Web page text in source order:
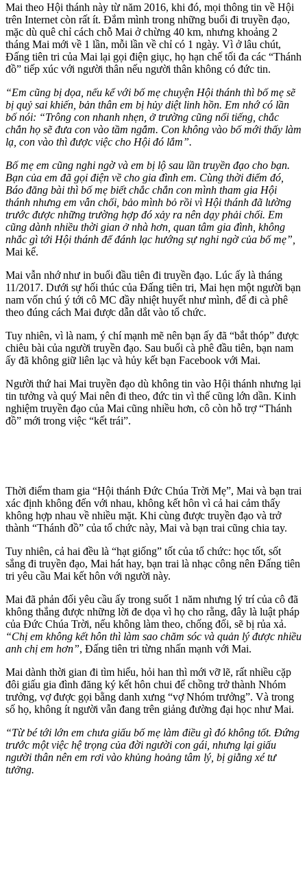
Mai theo Hội thánh này từ năm 2016, khi đó, mọi thông tin về Hội
trên Internet còn rất ít. Đắm mình trong những buổi đi truyền đạo,
mặc dù quê chỉ cách chỗ Mai ở chừng 40 km, nhưng khoảng 2
tháng Mai mới về 1 lần, mỗi lần về chỉ có 1 ngày. Vì ở lâu chút,
Đấng tiên tri của Mai lại gọi điện giục, họ hạn chế tối đa các “Thánh
đồ” tiếp xúc với người thân nếu người thân không có đức tin.
“Em cũng bị dọa, nếu kể với bố mẹ chuyện Hội thánh thì bố mẹ sẽ
bị quỷ sai khiến, bản thân em bị hủy diệt linh hồn. Em nhớ có lần
bố nói: “Trông con nhanh nhẹn, ở trường cũng nổi tiếng, chắc
chắn họ sẽ đưa con vào tầm ngắm. Con không vào bố mới thấy làm
lạ, con vào thì được việc cho Hội đó lắm”.
Bố mẹ em cũng nghi ngờ và em bị lộ sau lần truyền đạo cho bạn.
Bạn của em đã gọi điện về cho gia đình em. Cùng thời điểm đó,
Báo đăng bài thì bố mẹ biết chắc chắn con mình tham gia Hội
thánh nhưng em vẫn chối, bảo mình bỏ rồi vì Hội thánh đã lường
trước được những trường hợp đó xảy ra nên dạy phải chối. Em
cũng dành nhiều thời gian ở nhà hơn, quan tâm gia đình, không
nhắc gì tới Hội thánh để đánh lạc hướng sự nghi ngờ của bố mẹ”,
Mai kể.
Mai vẫn nhớ như in buổi đầu tiên đi truyền đạo. Lúc ấy là tháng
11/2017. Dưới sự hối thúc của Đấng tiên tri, Mai hẹn một người bạn
nam vốn chú ý tới cô MC đầy nhiệt huyết như mình, để đi cà phê
theo đúng cách Mai được dẫn dắt vào tổ chức.
Tuy nhiên, vì là nam, ý chí mạnh mẽ nên bạn ấy đã “bắt thóp” được
chiêu bài của người truyền đạo. Sau buổi cà phê đầu tiên, bạn nam
ấy đã không giữ liên lạc và hủy kết bạn Facebook với Mai.
Người thứ hai Mai truyền đạo dù không tin vào Hội thánh nhưng lại
tin tưởng và quý Mai nên đi theo, đức tin vì thế cũng lớn dần. Kinh
nghiệm truyền đạo của Mai cũng nhiều hơn, cô còn hỗ trợ “Thánh
đồ” mới trong việc “kết trái”.
Thời điểm tham gia “Hội thánh Đức Chúa Trời Mẹ”, Mai và bạn trai
xác định không đến với nhau, không kết hôn vì cả hai cảm thấy
không hợp nhau về nhiều mặt. Khi cùng được truyền đạo và trở
thành “Thánh đồ” của tổ chức này, Mai và bạn trai cũng chia tay.
Tuy nhiên, cả hai đều là “hạt giống” tốt của tổ chức: học tốt, sốt
sắng đi truyền đạo, Mai hát hay, bạn trai là nhạc công nên Đấng tiên
tri yêu cầu Mai kết hôn với người này.
Mai đã phản đối yêu cầu ấy trong suốt 1 năm nhưng lý trí của cô đã
không thắng được những lời đe dọa vì họ cho rằng, đây là luật pháp
của Đức Chúa Trời, nếu không làm theo, chống đối, sẽ bị rủa xả.
“Chị em không kết hôn thì làm sao chăm sóc và quản lý được nhiều
anh chị em hơn”, Đấng tiên tri từng nhấn mạnh với Mai.
Mai dành thời gian đi tìm hiểu, hỏi han thì mới vỡ lẽ, rất nhiều cặp
đôi giấu gia đình đăng ký kết hôn chui để chồng trở thành Nhóm
trưởng, vợ được gọi bằng danh xưng “vợ Nhóm trưởng”. Và trong
số họ, không ít người vẫn đang trên giảng đường đại học như Mai.
“Từ bé tới lớn em chưa giấu bố mẹ làm điều gì đó không tốt. Đứng
trước một việc hệ trọng của đời người con gái, nhưng lại giấu
người thân nên em rơi vào khủng hoảng tâm lý, bị giằng xé tư
tưởng.